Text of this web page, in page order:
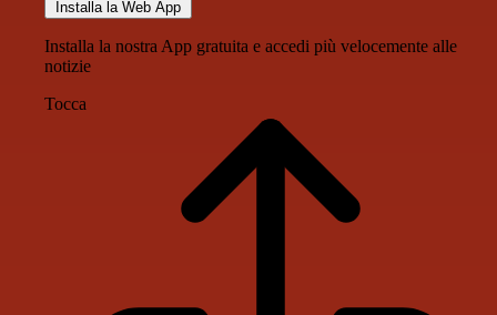
Installa la Web App
Installa la nostra App gratuita e accedi più velocemente alle
notizie
Tocca